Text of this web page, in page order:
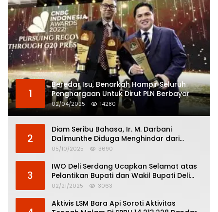
1
Beredar Isu, Benarkah Hampir Seluruh
Penghargaan Untuk Dirut PLN Berbayar
02/04/2025 14280
2
Diam Seribu Bahasa, Ir. M. Darbani
Dalimunthe Diduga Menghindar dari
Pertanggungjawaban Politik
05/10/2025 3690
3
IWO Deli Serdang Ucapkan Selamat atas
Pelantikan Bupati dan Wakil Bupati Deli
Serdang
02/21/2025 3063
Aktivis LSM Bara Api Soroti Aktivitas